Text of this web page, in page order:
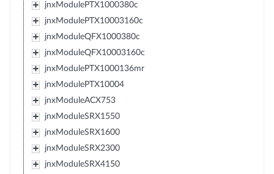
jnxModulePTX1000380c
jnxModulePTX10003160c
jnxModuleQFX1000380c
jnxModuleQFX10003160c
jnxModulePTX1000136mr
jnxModulePTX10004
jnxModuleACX753
jnxModuleSRX1550
jnxModuleSRX1600
jnxModuleSRX2300
jnxModuleSRX4150